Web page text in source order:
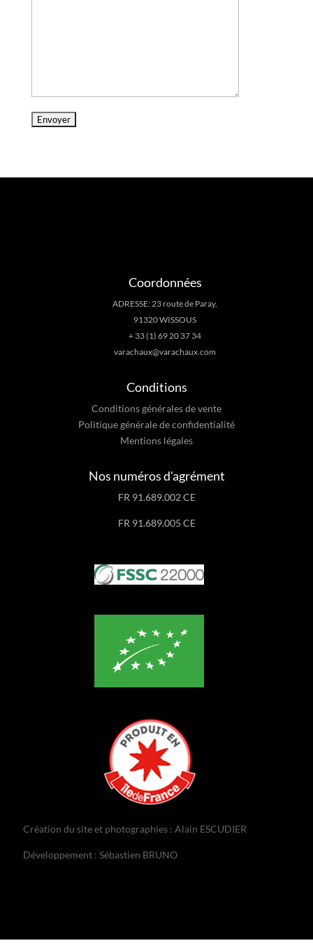
Coordonnées
ADRESSE: 23 route de Paray,
91320 WISSOUS
+ 33 (1) 69 20 37 34
varachaux@varachaux.com
Conditions
Conditions générales de vente
Politique générale de confidentialité
Mentions légales
Nos numéros d'agrément
FR 91.689.002 CE
FR 91.689.005 CE
Création du site et photographies : Alain ESCUDIER
Développement : Sébastien BRUNO